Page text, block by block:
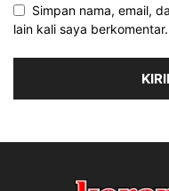
Simpan nama, email,
lain kali saya berkomentar.